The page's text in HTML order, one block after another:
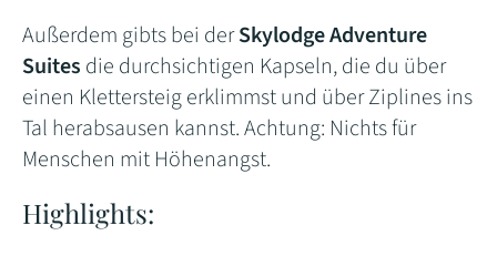
Außerdem gibts bei derSkylodge Adventure
Suites die durchsichtigen Kapseln, die du über
einen Klettersteig erklimmst und über Ziplines ins
Tal herabsausen kannst. Achtung: Nichts für
Menschen mit Höhenangst.
Highlights: